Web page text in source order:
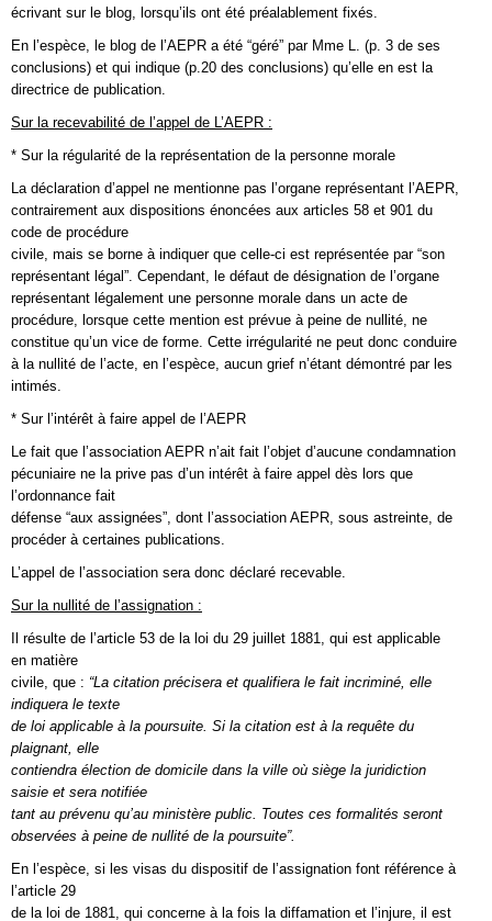
écrivant sur le blog, lorsqu’ils ont été préalablement fixés.
En l’espèce, le blog de l’AEPR a été “géré” par Mme L. (p. 3 de ses
conclusions) et qui indique (p.20 des conclusions) qu’elle en est la
directrice de publication.
Sur la recevabilité de l’appel de L’AEPR :
* Sur la régularité de la représentation de la personne morale
La déclaration d’appel ne mentionne pas l’organe représentant l’AEPR,
contrairement aux dispositions énoncées aux articles 58 et 901 du
code de procédure
civile, mais se borne à indiquer que celle-ci est représentée par “son
représentant légal”. Cependant, le défaut de désignation de l’organe
représentant légalement une personne morale dans un acte de
procédure, lorsque cette mention est prévue à peine de nullité, ne
constitue qu’un vice de forme. Cette irrégularité ne peut donc conduire
à la nullité de l’acte, en l’espèce, aucun grief n’étant démontré par les
intimés.
* Sur l’intérêt à faire appel de l’AEPR
Le fait que l’association AEPR n’ait fait l’objet d’aucune condamnation
pécuniaire ne la prive pas d’un intérêt à faire appel dès lors que
l’ordonnance fait
défense “aux assignées”, dont l’association AEPR, sous astreinte, de
procéder à certaines publications.
L’appel de l’association sera donc déclaré recevable.
Sur la nullité de l’assignation :
Il résulte de l’article 53 de la loi du 29 juillet 1881, qui est applicable
en matière
civile, que : “La citation précisera et qualifiera le fait incriminé, elle
indiquera le texte
de loi applicable à la poursuite. Si la citation est à la requête du
plaignant, elle
contiendra élection de domicile dans la ville où siège la juridiction
saisie et sera notifiée
tant au prévenu qu’au ministère public. Toutes ces formalités seront
observées à peine de nullité de la poursuite”.
En l’espèce, si les visas du dispositif de l’assignation font référence à
l’article 29
de la loi de 1881, qui concerne à la fois la diffamation et l’injure, il est